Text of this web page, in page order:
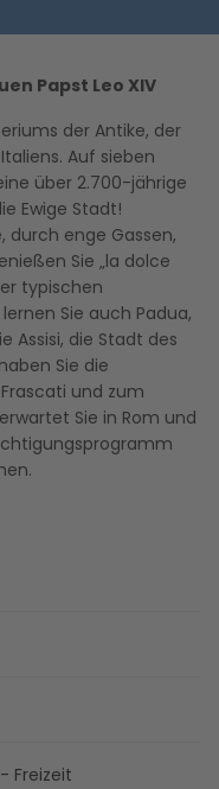
Papst Leo XIV
der Antike, der
Auf sieben
über 2.700-jährige
Ewige Stadt!
durch enge Gassen,
Sie „la dolce
typischen
Sie auch Padua,
Assisi, die Stadt des
Sie die
und zum
Sie in Rom und
Freizeit